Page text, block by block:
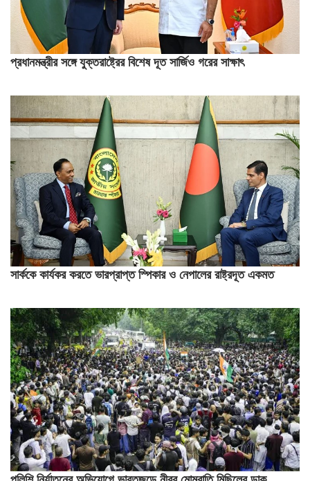
প্রধানমন্ত্রীর সঙ্গে যুক্তরাষ্ট্রের বিশেষ দূত সার্জিও গরের সাক্ষাৎ
সার্ককে কার্যকর করতে ভারপ্রাপ্ত স্পিকার ও নেপালের রাষ্ট্রদূত একমত